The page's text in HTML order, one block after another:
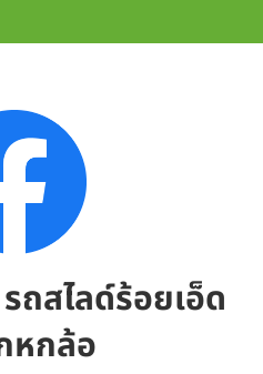
ถสไลด์ร้อยเอ็ด
หกล้อ